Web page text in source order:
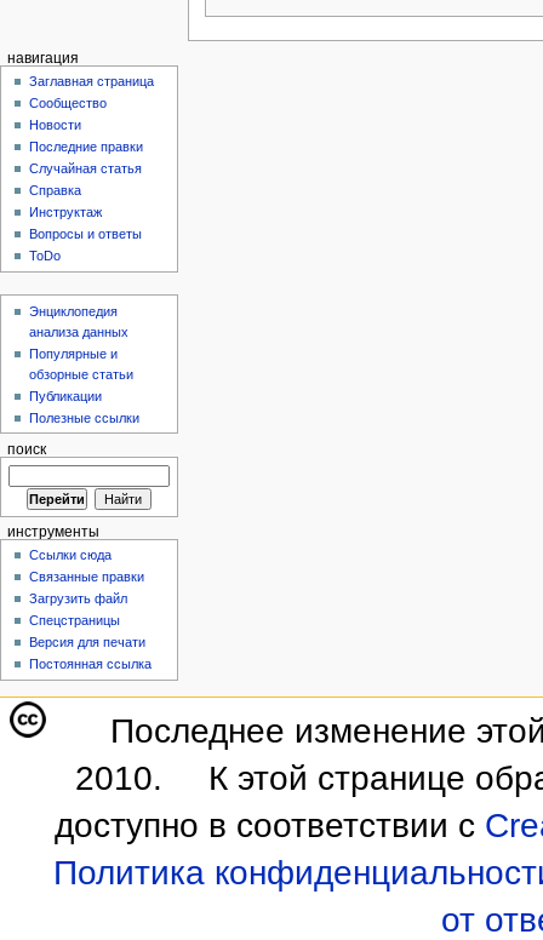
навигация
Заглавная страница
Сообщество
Новости
Последние правки
Случайная статья
Справка
Инструктаж
Вопросы и ответы
ToDo
Энциклопедия
анализа данных
Популярные и
обзорные статьи
Публикации
Полезные ссылки
поиск
инструменты
Ссылки сюда
Связанные правки
Загрузить файл
Спецстраницы
Версия для печати
Постоянная ссылка
Последнее изменение
2010.
К этой странице
доступно в соответствии с
Политика
от